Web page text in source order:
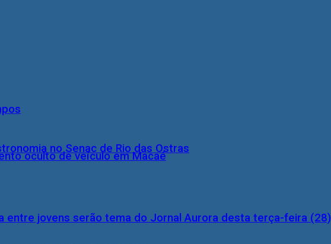
no Senac de Rio das Ostras
entre jovens serão tema do Jornal Aurora desta terça-feira (28)
oculto de veículo em Macaé